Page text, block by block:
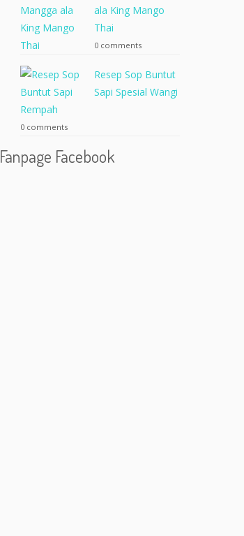
ala King Mango
Thai
0 comments
Resep Sop Buntut
Sapi Spesial Wangi
Rempah
0 comments
Fanpage Facebook